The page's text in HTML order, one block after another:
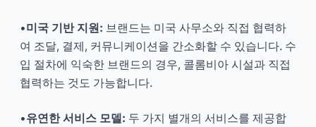
•미국 기반 지원: 브랜드는 미국 사무소와 직접 협력하
여 조달, 결제, 커뮤니케이션을 간소화할 수 있습니다. 수
입 절차에 익숙한 브랜드의 경우, 콜롬비아 시설과 직접
협력하는 것도 가능합니다.
•유연한 서비스 모델: 두 가지 별개의 서비스를 제공합